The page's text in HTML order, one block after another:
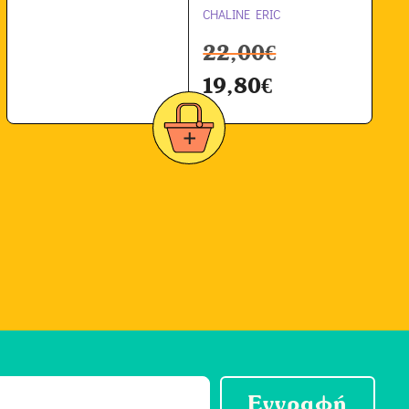
CHALINE ERIC
22,00€
19,80€
Εγγραφή